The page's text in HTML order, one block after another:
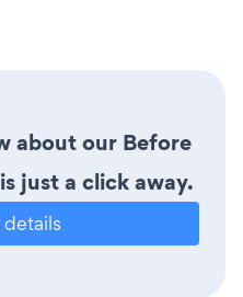
about our Before
just a click away.
details